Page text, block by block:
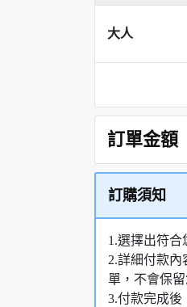
大人
訂單金額
訂購須知
1.選擇出符
2.詳細付款
單，不會保
3.付款完成後